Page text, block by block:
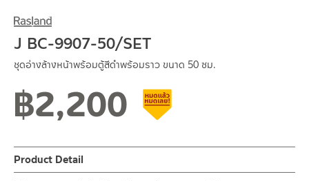
J BC-9907-50/SET
ชุดอ่างล้างหน้าพร้อมตู้สีดำพร้อมราว ขนาด 50 ซม.
฿2,200
Product Detail